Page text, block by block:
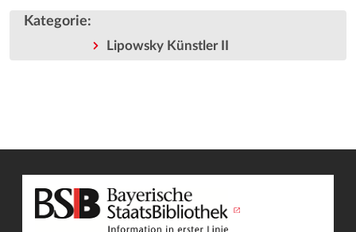
Kategorie:
Lipowsky Künstler II